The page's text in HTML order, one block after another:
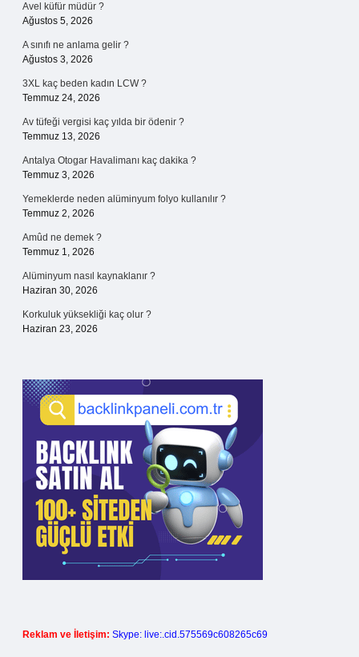
Avel küfür müdür ?
Ağustos 5, 2026
A sınıfı ne anlama gelir ?
Ağustos 3, 2026
3XL kaç beden kadın LCW ?
Temmuz 24, 2026
Av tüfeği vergisi kaç yılda bir ödenir ?
Temmuz 13, 2026
Antalya Otogar Havalimanı kaç dakika ?
Temmuz 3, 2026
Yemeklerde neden alüminyum folyo kullanılır ?
Temmuz 2, 2026
Amûd ne demek ?
Temmuz 1, 2026
Alüminyum nasıl kaynaklanır ?
Haziran 30, 2026
Korkuluk yüksekliği kaç olur ?
Haziran 23, 2026
Reklam ve İletişim: Skype: live:.cid.575569c608265c69